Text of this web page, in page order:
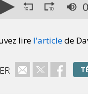
lire l'articlede
e-mailTwitter